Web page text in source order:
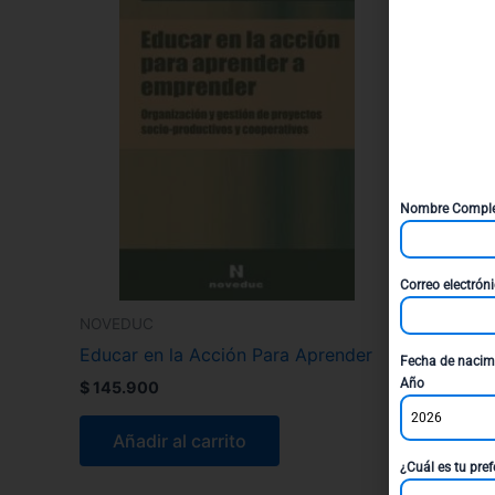
NOVEDUC
Educar en la Acción Para Aprender
$ 145.900
Añadir al carrito
Nombre
Correo
Fecha de
Año
2026
¿Cuál es tu